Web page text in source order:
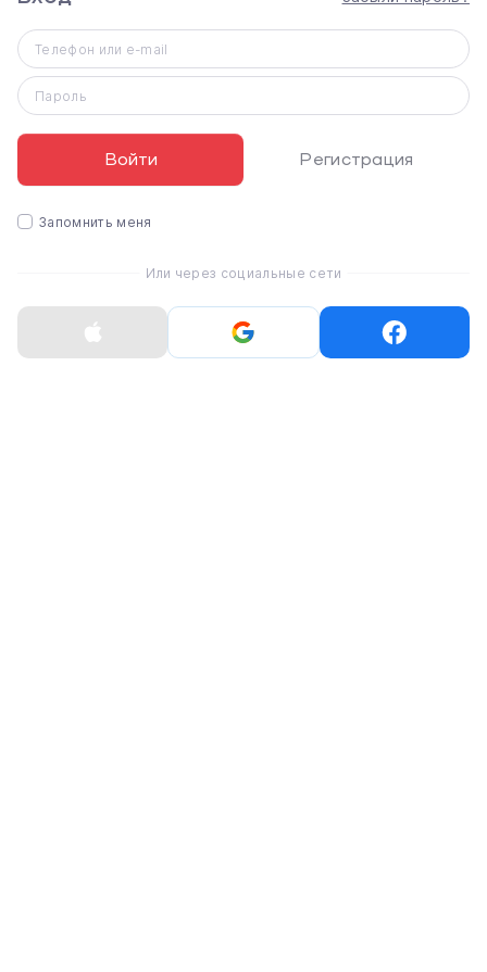
Этот флагман подходит для тех, кто хочет лучшего во
всех аспектах: от производительности до камеры, от
дисплея до времени автономной работы.
Самая современная камера для
Телефон или e-mail
Пароль
Войти Регистрация
Запомнить меня
Или через социальные сети